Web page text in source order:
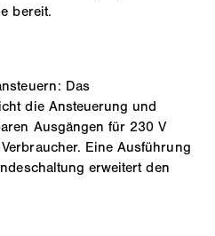
bereit.
Das
die Ansteuerung und
Ausgängen für 230 V
Eine Ausführung
erweitert den